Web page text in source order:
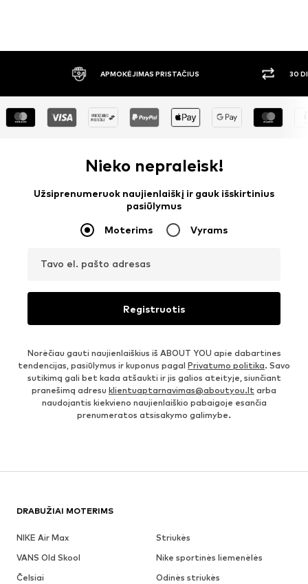
APMOKĖJIMAS PRISTAČIUS 30 DIENŲ
Nieko nepraleisk!
Užsiprenumeruok naujienlaiškį ir gauk išskirtinius
pasiūlymus
Moterims Vyrams
Tavo el. pašto adresas
Registruotis
Norėčiau gauti naujienlaiškius iš ABOUT YOU apie dabartines
tendencijas, pasiūlymus ir kuponus pagal Privatumo politika. Savo
sutikimą gali bet kada atšaukti ir jis galios ateityje, siunčiant
pranešimą adresu klientuaptarnavimas@aboutyou.lt arba
naudojantis kiekvieno naujienlaiškio pabaigoje esančia
prenumeratos atsisakymo galimybe.
DRABUŽIAI MOTERIMS
NIKE Air Max
Striukės
VANS Old Skool
Nike sportinės liemenėlės
Čelsiai
Odinės striukės